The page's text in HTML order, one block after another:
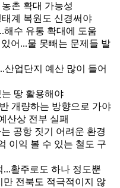
촌 확대 가능성
계 복원도 신경써야
해수 유통 확대에 도움
어...물 못빼는 문제들 발
산업단지 예산 많이 들어
땅 활용해야
개량하는 방향으로 가야
산상 전부 실패
공항 짓기 어려운 환경
이익 볼 수 있는 철도 구
활주로도 하나 정도뿐
만 전북도 적극적이지 않